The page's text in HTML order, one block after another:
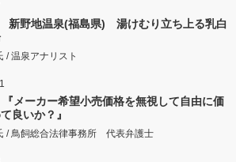
野地温泉(福島県) 湯けむり立ち上る乳白
/ 温泉アナリスト
メーカー希望小売価格を無視して自由に価
良いか？』
/ 鳥飼総合法律事務所 代表弁護士